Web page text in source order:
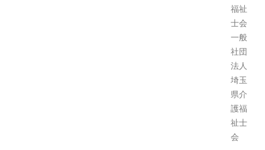
福祉
士会
一般
社団
法人
埼玉
県介
護福
祉士
会